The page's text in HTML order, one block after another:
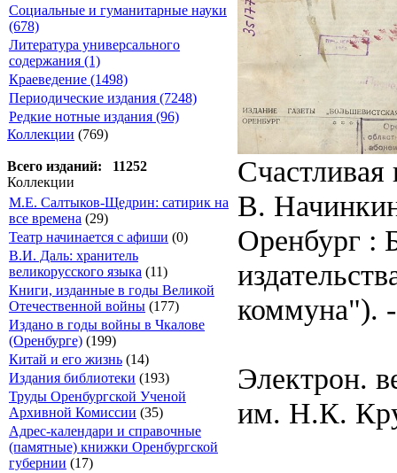
Социальные и гуманитарные науки
(678)
Литература универсального
содержания (1)
Краеведение (1498)
Периодические издания (7248)
Редкие нотные издания (96)
Коллекции (769)
Всего изданий: 11252
Коллекции
М.Е. Салтыков-Щедрин: сатирик на
все времена (29)
Театр начинается с афиши (0)
В.И. Даль: хранитель
великорусского языка (11)
Книги, изданные в годы Великой
Отечественной войны (177)
Издано в годы войны в Чкалове
(Оренбурге) (199)
Китай и его жизнь (14)
Издания библиотеки (193)
Труды Оренбургской Ученой
Архивной Комиссии (35)
Адрес-календари и справочные
(памятные) книжки Оренбургской
губернии (17)
В.
Оренбург :
коммуна").
Электрон.
им. Н.К.